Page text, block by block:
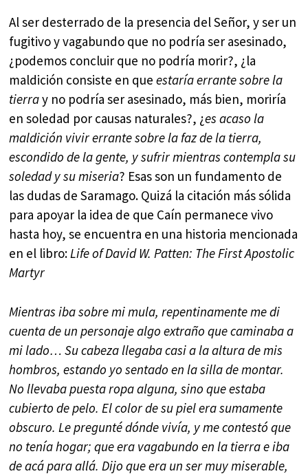
Al ser desterrado de la presencia del Señor, y ser un
fugitivo y vagabundo que no podría ser asesinado,
¿podemos concluir que no podría morir?, ¿la
maldición consiste en queestaría errante sobre la
tierray no podría ser asesinado, más bien, moriría
en soledad por causas naturales?, ¿es acaso la
maldición vivir errante sobre la faz de la tierra,
escondido de la gente, y sufrir mientras contempla su
soledad y su miseria? Esas son un fundamento de
las dudas de Saramago. Quizá la citación más sólida
para apoyar la idea de que Caín permanece vivo
hasta hoy, se encuentra en una historia mencionada
en el libro:Life of David W. Patten: The First Apostolic
Martyr
Mientras iba sobre mi mula, repentinamente me di
cuenta de un personaje algo extraño que caminaba a
mi lado… Su cabeza llegaba casi a la altura de mis
hombros, estando yo sentado en la silla de montar.
No llevaba puesta ropa alguna, sino que estaba
cubierto de pelo. El color de su piel era sumamente
obscuro. Le pregunté dónde vivía, y me contestó que
no tenía hogar; que era vagabundo en la tierra e iba
de acá para allá. Dijo que era un ser muy miserable,